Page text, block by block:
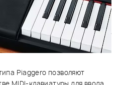
Piaggero позволяют